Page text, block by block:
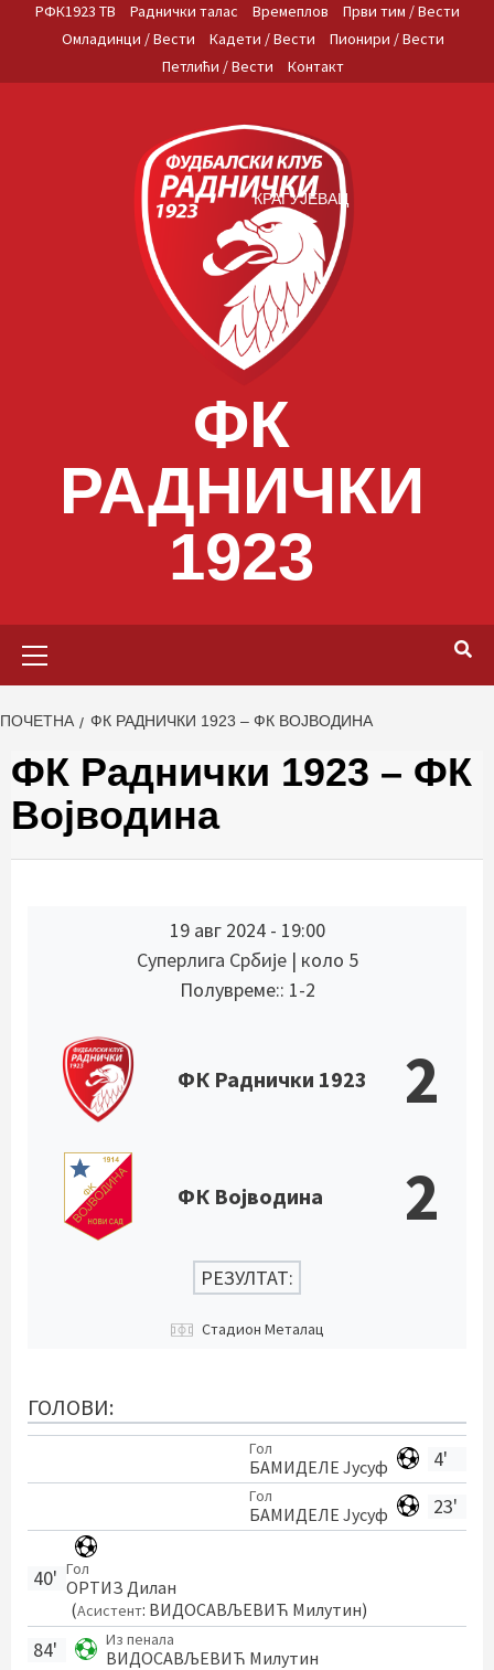
РФК1923 ТВ Раднички талас Времеплов
Први тим / Вести
Омладинци / Вести
Кадети / Вести
Пионири / Вести
Петлићи / Вести
Контакт
ФК
РАДНИЧКИ
1923
КРАГУЈЕВАЦ
ПОЧЕТНА ФК РАДНИЧКИ 1923 – ФК ВОЈВОДИНА
ФК Раднички 1923 – ФК
Војводина
19 авг 2024 - 19:00
Суперлига Србије | коло 5
Полувреме:: 1-2
ФК Раднички 1923 2
ФК Војводина 2
РЕЗУЛТАТ:
Стадион Металац
ГОЛОВИ:
4'
Гол
БАМИДЕЛЕ Јусуф
23'
Гол
БАМИДЕЛЕ Јусуф
Гол
ОРТИЗ Дилан
(Асистент: ВИДОСАВЉЕВИЋ Милутин)
40'
Из пенала
ВИДОСАВЉЕВИЋ Милутин
84'